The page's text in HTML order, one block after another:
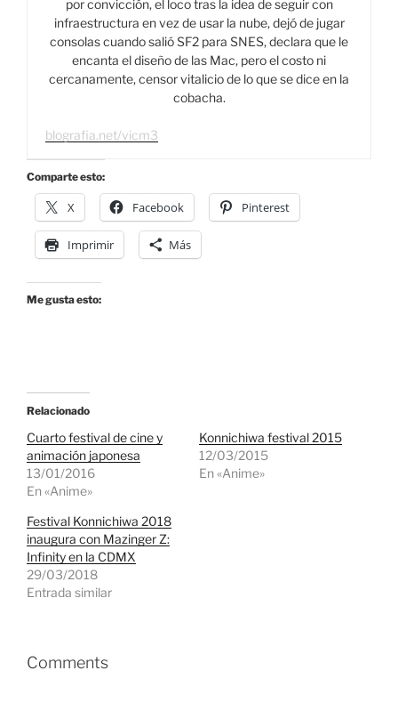
por convicción, el loco tras la idea de seguir con
infraestructura en vez de usar la nube, dejó de jugar
consolas cuando salió SF2 para SNES, declara que le
encanta el diseño de las Mac, pero el costo ni
cercanamente, censor vitalicio de lo que se dice en la
cobacha.
blografia.net/vicm3
Comparte esto:
X Facebook Pinterest
Imprimir Más
Me gusta esto:
Relacionado
Cuarto festival de cine y
animación japonesa
13/01/2016
En «Anime»
Konnichiwa festival 2015
12/03/2015
En «Anime»
Festival Konnichiwa 2018
inaugura con Mazinger Z:
Infinity en la CDMX
29/03/2018
Entrada similar
Comments